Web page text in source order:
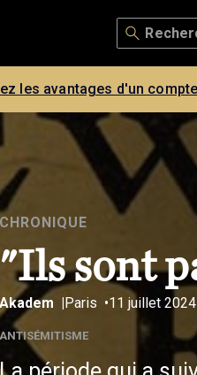
les avantages d'un
CHRONIQUE
"Ils sont
Akadem Paris 11 juillet 2024
ANTISÉMITISME